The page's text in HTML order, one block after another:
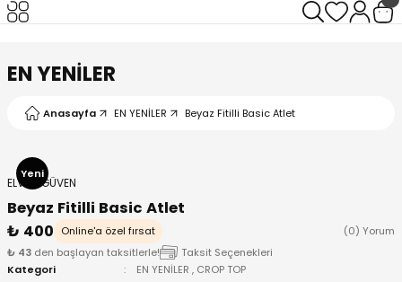
EN YENİLER
Anasayfa EN YENİLER Beyaz Fitilli Basic Atlet
Yeni
ELVAN GÜVEN
Beyaz Fitilli Basic Atlet
₺ 400
Online'a özel fırsat
(0) Yorum
₺ 43 den başlayan taksitlerle!
Taksit Seçenekleri
Kategori
EN YENİLER , CROP TOP
Geri Dön
Geri Dön
Geri Dön
Geri Dön